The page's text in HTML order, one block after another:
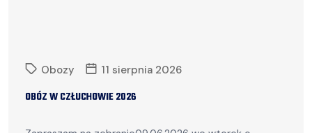
Obozy 11 sierpnia 2026
OBÓZ W CZŁUCHOWIE 2026